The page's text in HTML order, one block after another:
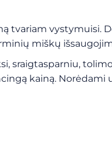
tvariam vystymuisi.
miškų
sraigtasparniu,
kainą.